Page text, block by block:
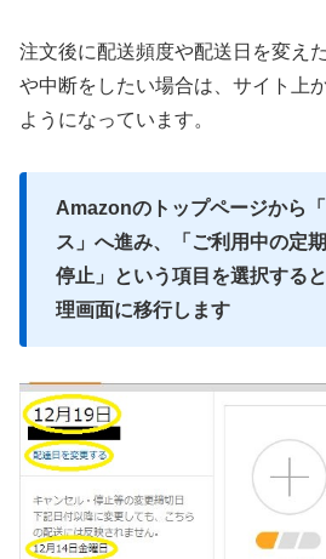
注文後に配送頻度や配送日を変え
や中断をしたい場合は、サイト上
ようになっています。
Amazonのトップページから
ス」へ進み、「ご利用中の定
停止」という項目を選択する
理画面に移行します